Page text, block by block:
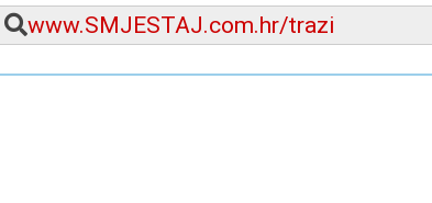
www.SMJESTAJ.com.hr/trazi